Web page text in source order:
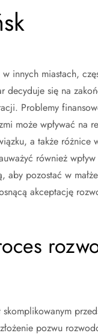
innych miastach,
decyduje się na
Problemy
może wpływać
a także
również
aby pozostać w
akceptację
pozwu